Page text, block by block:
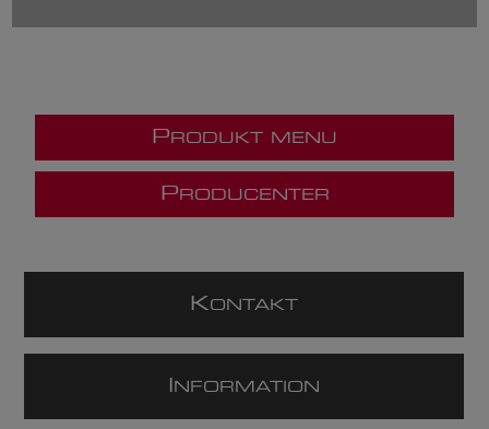
P RODUKT MENU
P RODUCENTER
KONTAKT
NFORMATION